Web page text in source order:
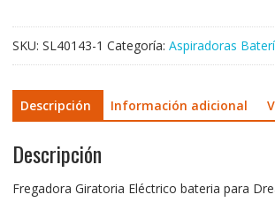
SKU: SL40143-1 Categoría: Aspiradoras
Descripción Información adicional
Descripción
Fregadora Giratoria Eléctrico bateria para